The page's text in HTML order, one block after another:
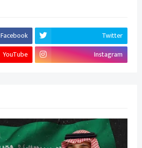
Facebook
Twitter
YouTube
Instagram